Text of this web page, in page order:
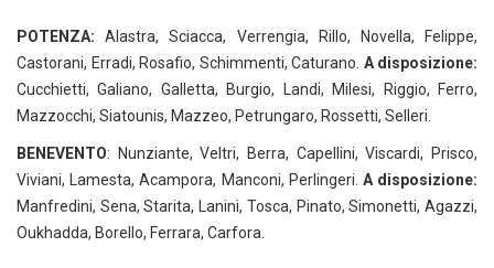
POTENZA: Alastra, Sciacca, Verrengia, Rillo, Novella, Felippe,
Castorani, Erradi, Rosafio, Schimmenti, Caturano. A disposizione:
Cucchietti, Galiano, Galletta, Burgio, Landi, Milesi, Riggio, Ferro,
Mazzocchi, Siatounis, Mazzeo, Petrungaro, Rossetti, Selleri.
BENEVENTO: Nunziante, Veltri, Berra, Capellini, Viscardi, Prisco,
Viviani, Lamesta, Acampora, Manconi, Perlingeri. A disposizione:
Manfredini, Sena, Starita, Lanini, Tosca, Pinato, Simonetti, Agazzi,
Oukhadda, Borello, Ferrara, Carfora.